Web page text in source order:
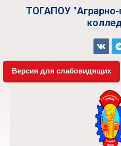
ТОГАПОУ
Версия для слабовидящих